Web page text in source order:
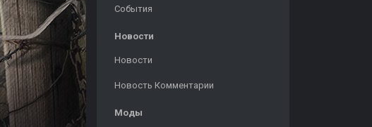
События
Новости
Новости
Новость Комментарии
Моды